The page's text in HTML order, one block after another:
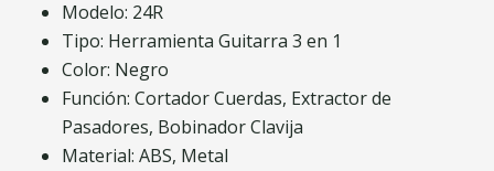
Modelo: 24R
Tipo: Herramienta Guitarra 3 en 1
Color: Negro
Función: Cortador Cuerdas, Extractor de
Pasadores, Bobinador Clavija
Material: ABS, Metal